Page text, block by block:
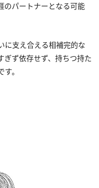
のパートナーとなる可能
に支え合える相補完的な
ぎず依存せず、持ちつ持た
。